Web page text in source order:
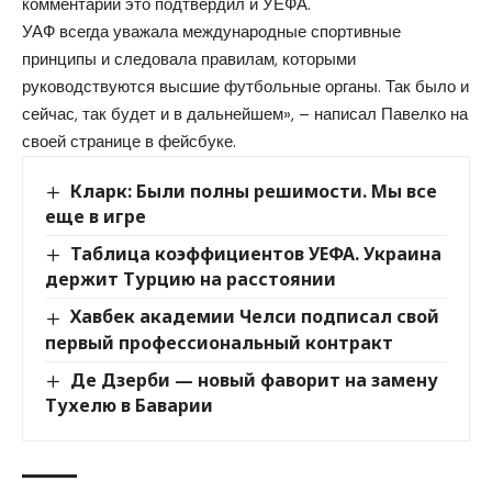
комментарии это подтвердил и УЕФА.
УАФ всегда уважала международные спортивные
принципы и следовала правилам, которыми
руководствуются высшие футбольные органы. Так было и
сейчас, так будет и в дальнейшем», – написал Павелко на
своей странице в фейсбуке.️
Кларк: Были полны решимости. Мы все
еще в игре
Таблица коэффициентов УЕФА. Украина
держит Турцию на расстоянии
Хавбек академии Челси подписал свой
первый профессиональный контракт
Де Дзерби — новый фаворит на замену
Тухелю в Баварии